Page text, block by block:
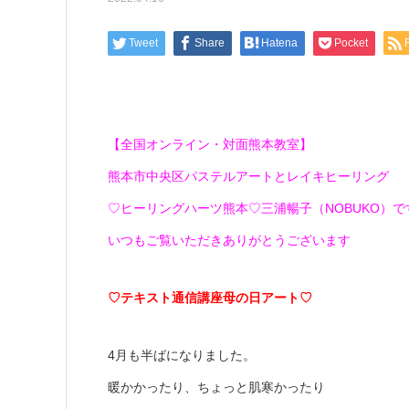
Tweet Share Hatena Pocket
【全国オンライン・対面熊本教室】
熊本市中央区パステルアートとレイキヒーリング
♡ヒーリングハーツ熊本♡三浦暢子（NOBUKO）で
いつもご覧いただきありがとうございます
♡テキスト通信講座母の日アート♡
4月も半ばになりました。
暖かかったり、ちょっと肌寒かったり